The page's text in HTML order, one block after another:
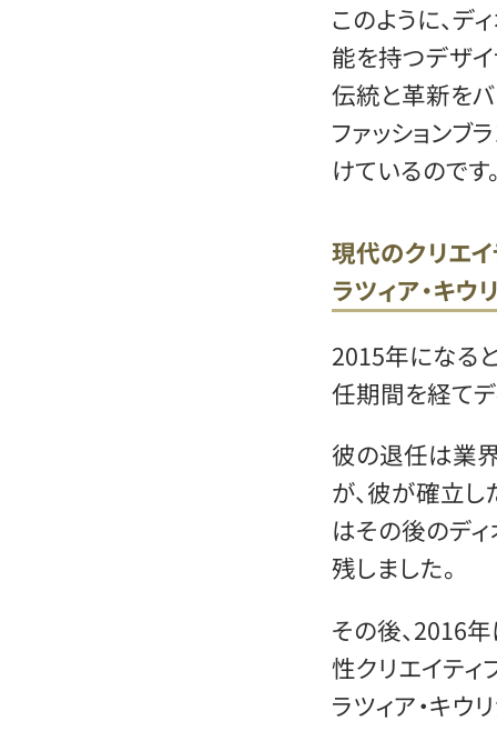
このように、デ
能を持つデザ
伝統と革新を
ファッションブ
けているのです
現代のクリエイ
ラツィア・キウ
2015年になる
任期間を経てデ
彼の退任は業
が、彼が確立
はその後のデ
残しました。
その後、2016
性クリエイティ
ラツィア・キウ